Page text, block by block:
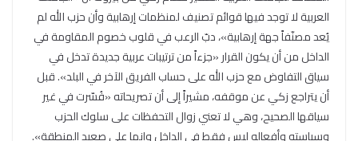
العربية لا توجد فيها قوائم تصنيف لمنظمات إرهابية وأن حزب الله لم
يُعد مصنّفاً جهة إرهابية»، دبّ الرعب في قلوب خصوم المقاومة في
الداخل من أن يكون القرار «جزءاً من ترتيبات عربية جديدة تدخل في
سياق التفاوض مع حزب الله على حساب الفريق الآخر في البلد». قبل
أن يتراجع زكي عن موقفه، مشيراً إلى أن تصريحاته «فُسّرت في غير
سياقها الصحيح، وهي لا تعني زوال التحفظات على سلوك الحزب
وسياسته وأفعاله ليس فقط في الداخل وإنما على صعيد المنطقة».